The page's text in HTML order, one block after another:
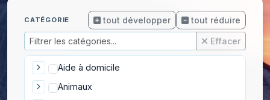
CATÉGORIE tout développer tout réduire
Effacer
Aide à domicile
Animaux